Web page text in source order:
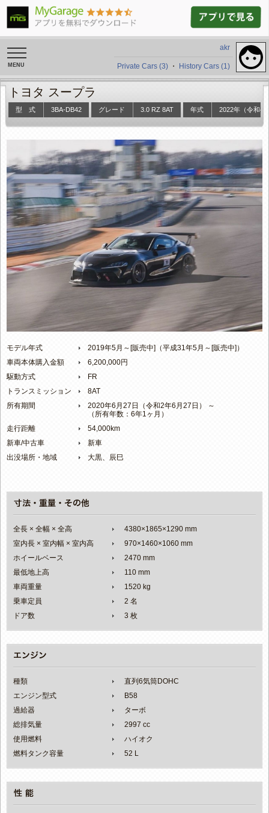
toggle
navigation
akr
Private Cars (3) ・ History Cars (1)
トヨタ スープラ
型 式 3BA-DB42 グレード 3.0 RZ 8AT 年式 2022年（令和4
モデル年式
2019年5月～[販売中]（平成31年5月～[販売中]）
車両本体購入金額
6,200,000円
駆動方式
FR
トランスミッション
8AT
所有期間
2020年6月27日（令和2年6月27日） ～
（所有年数：6年1ヶ月）
走行距離
54,000km
新車/中古車
新車
出没場所・地域
大黒、辰巳
全長 × 全幅 × 全高
4380×1865×1290 mm
室内長 × 室内幅 × 室内高
970×1460×1060 mm
ホイールベース
2470 mm
最低地上高
110 mm
車両重量
1520 kg
乗車定員
2 名
ドア数
3 枚
種類
直列6気筒DOHC
エンジン型式
B58
過給器
ターボ
総排気量
2997 cc
使用燃料
ハイオク
燃料タンク容量
52 L